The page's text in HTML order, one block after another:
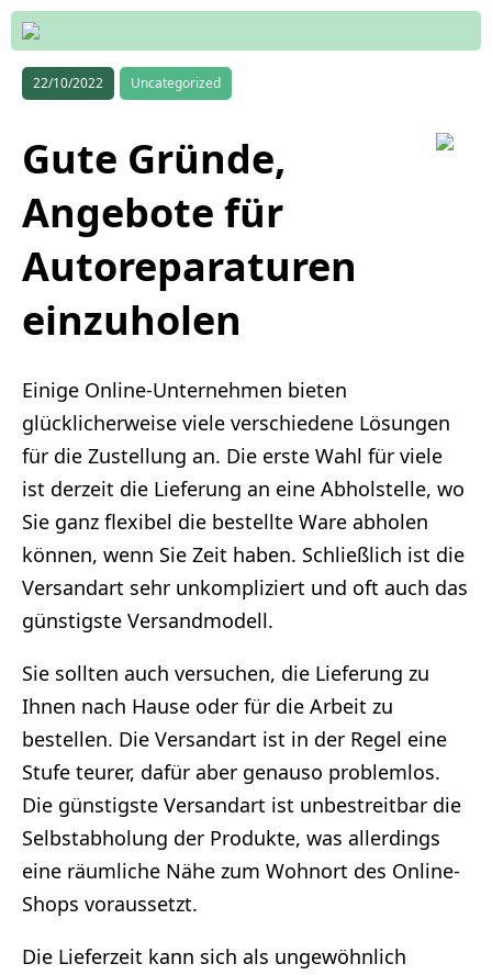
22/10/2022 Uncategorized
Gute Gründe,
Angebote für
Autoreparaturen
einzuholen
Einige Online-Unternehmen bieten
glücklicherweise viele verschiedene Lösungen
für die Zustellung an. Die erste Wahl für viele
ist derzeit die Lieferung an eine Abholstelle, wo
Sie ganz flexibel die bestellte Ware abholen
können, wenn Sie Zeit haben. Schließlich ist die
Versandart sehr unkompliziert und oft auch das
günstigste Versandmodell.
Sie sollten auch versuchen, die Lieferung zu
Ihnen nach Hause oder für die Arbeit zu
bestellen. Die Versandart ist in der Regel eine
Stufe teurer, dafür aber genauso problemlos.
Die günstigste Versandart ist unbestreitbar die
Selbstabholung der Produkte, was allerdings
eine räumliche Nähe zum Wohnort des Online-
Shops voraussetzt.
Die Lieferzeit kann sich als ungewöhnlich